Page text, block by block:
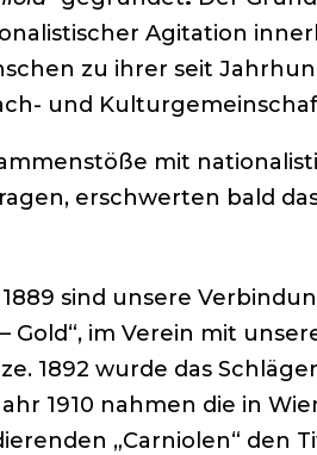
Agitation
zu ihrer seit
und
mit
erschwerten bald
sind unsere
Gold“, im Verein mit
1892 wurde das
1910 nahmen die in
„Carniolen“ den